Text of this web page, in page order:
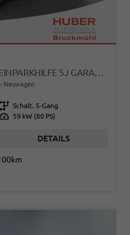
SELECTION 1,0 MPI KLIMA EINPARKHILFE 5J GARANTIE LED APPLE CARPLAY BLUETOOTH
Neuwagen
Getriebe Schalt. 5-Gang
Leistung 59 kW (80 PS)
DETAILS